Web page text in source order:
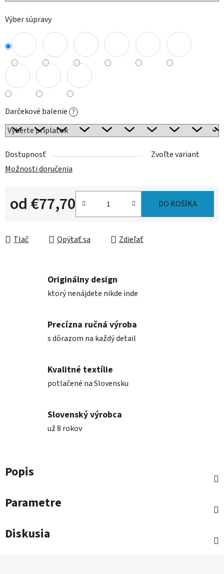
Výber súpravy
Darčekové balenie ?
Dostupnosť
Zvoľte variant
Možnosti doručenia
od€77,70 DO KOŠÍKA
Tlač Opýtať sa Zdieľať
Originálny design
ktorý nenájdete nikde inde
Precízna ručná výroba
s dôrazom na každý detail
Kvalitné textílie
potlačené na Slovensku
Slovenský výrobca
už 8 rokov
Popis
Parametre
Diskusia